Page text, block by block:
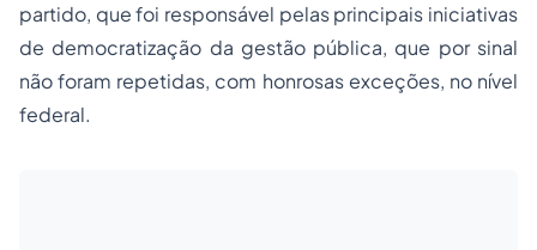
partido, que foi responsável pelas principais iniciativas
de democratização da gestão pública, que por sinal
não foram repetidas, com honrosas exceções, no nível
federal.